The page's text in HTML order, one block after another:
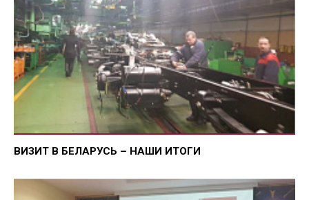
ВИЗИТ В БЕЛАРУСЬ – НАШИ ИТОГИ